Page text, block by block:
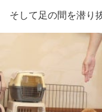
そして足の間を潜り